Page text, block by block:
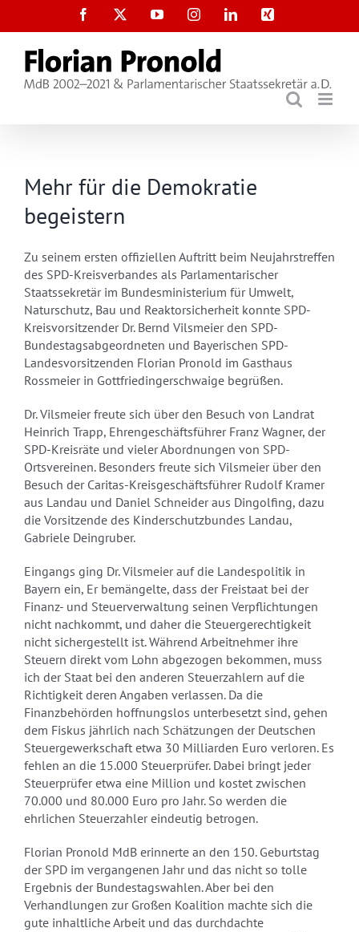
Facebook YouTubeInstagramLinkedInXing
Mehr für die Demokratie
begeistern
Zu seinem ersten offiziellen Auftritt beim Neujahrstreffen
des SPD-Kreisverbandes als Parlamentarischer
Staatssekretär im Bundesministerium für Umwelt,
Naturschutz, Bau und Reaktorsicherheit konnte SPD-
Kreisvorsitzender Dr. Bernd Vilsmeier den SPD-
Bundestagsabgeordneten und Bayerischen SPD-
Landesvorsitzenden Florian Pronold im Gasthaus
Rossmeier in Gottfriedingerschwaige begrüßen.
Dr. Vilsmeier freute sich über den Besuch von Landrat
Heinrich Trapp, Ehrengeschäftsführer Franz Wagner, der
SPD-Kreisräte und vieler Abordnungen von SPD-
Ortsvereinen. Besonders freute sich Vilsmeier über den
Besuch der Caritas-Kreisgeschäftsführer Rudolf Kramer
aus Landau und Daniel Schneider aus Dingolfing, dazu
die Vorsitzende des Kinderschutzbundes Landau,
Gabriele Deingruber.
Eingangs ging Dr. Vilsmeier auf die Landespolitik in
Bayern ein, Er bemängelte, dass der Freistaat bei der
Finanz- und Steuerverwaltung seinen Verpflichtungen
nicht nachkommt, und daher die Steuergerechtigkeit
nicht sichergestellt ist. Während Arbeitnehmer ihre
Steuern direkt vom Lohn abgezogen bekommen, muss
ich der Staat bei den anderen Steuerzahlern auf die
Richtigkeit deren Angaben verlassen. Da die
Finanzbehörden hoffnungslos unterbesetzt sind, gehen
dem Fiskus jährlich nach Schätzungen der Deutschen
Steuergewerkschaft etwa 30 Milliarden Euro verloren. Es
fehlen an die 15.000 Steuerprüfer. Dabei bringt jeder
Steuerprüfer etwa eine Million und kostet zwischen
70.000 und 80.000 Euro pro Jahr. So werden die
ehrlichen Steuerzahler eindeutig betrogen.
Florian Pronold MdB erinnerte an den 150. Geburtstag
der SPD im vergangenen Jahr und das nicht so tolle
Ergebnis der Bundestagswahlen. Aber bei den
Verhandlungen zur Großen Koalition machte sich die
gute inhaltliche Arbeit und das durchdachte